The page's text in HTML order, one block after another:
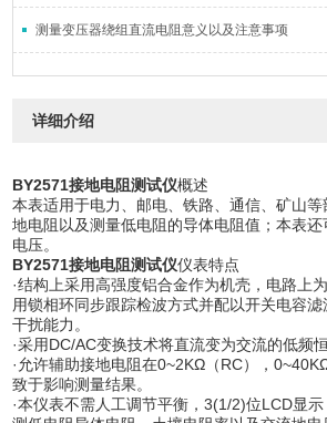
测量变压器绕组直流电阻意义以及注意事项
详细介绍
BY2571接地电阻测试仪概述
本表适用于电力、邮电、铁路、通信、矿山
地电阻以及测量低电阻的导体电阻值；本表
电压。
BY2571接地电阻测试仪仪表特点
·结构上采用高强度铝合金作为机壳，电路上
用锁相环同步跟踪检波方式并配以开关电容
干扰能力。
·采用DC/AC变换技术将直流变为交流的低频
·允许辅助接地电阻在0~2KΩ（RC），
致于影响测量结果。
·本仪表不需人工调节平衡，3(1/2)位LCD显